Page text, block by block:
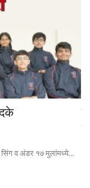
व अंडर १७ मुलांमध्ये...